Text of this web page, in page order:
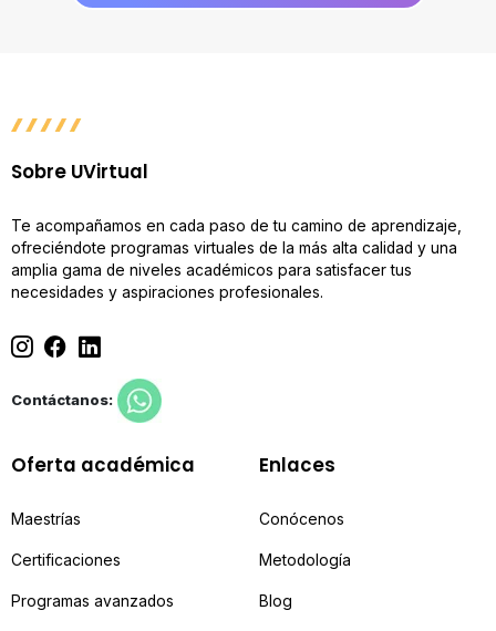
Sobre UVirtual
Te acompañamos en cada paso de tu camino de aprendizaje,
ofreciéndote programas virtuales de la más alta calidad y una
amplia gama de niveles académicos para satisfacer tus
necesidades y aspiraciones profesionales.
Contáctanos:
Oferta académica
Maestrías
Certificaciones
Programas avanzados
Enlaces
Conócenos
Metodología
Blog